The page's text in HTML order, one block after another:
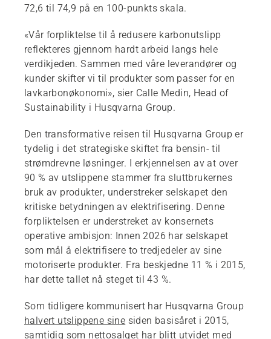
72,6 til 74,9 på en 100-punkts skala.
«Vår forpliktelse til å redusere karbonutslipp
reflekteres gjennom hardt arbeid langs hele
verdikjeden. Sammen med våre leverandører og
kunder skifter vi til produkter som passer for en
lavkarbonøkonomi», sier Calle Medin, Head of
Sustainability i Husqvarna Group.
Den transformative reisen til Husqvarna Group er
tydelig i det strategiske skiftet fra bensin- til
strømdrevne løsninger. I erkjennelsen av at over
90 % av utslippene stammer fra sluttbrukernes
bruk av produkter, understreker selskapet den
kritiske betydningen av elektrifisering. Denne
forpliktelsen er understreket av konsernets
operative ambisjon: Innen 2026 har selskapet
som mål å elektrifisere to tredjedeler av sine
motoriserte produkter. Fra beskjedne 11 % i 2015,
har dette tallet nå steget til 43 %.
Som tidligere kommunisert har Husqvarna Group
halvert utslippene sine siden basisåret i 2015,
samtidig som nettosalget har blitt utvidet med